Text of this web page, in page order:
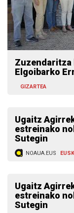
Zuzendaritza
Elgoibarko
GIZARTEA
Ugaitz
estreinako
Sutegin
NOAUA.EUS
Ugaitz
estreinako
Sutegin